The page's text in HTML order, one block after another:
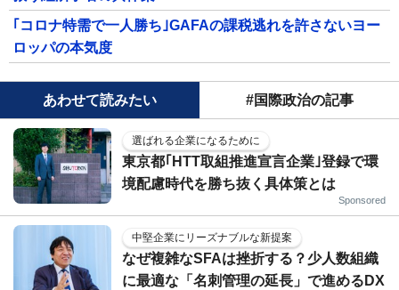
｢コロナ特需で一人勝ち｣GAFAの課税逃れを許さないヨー
ロッパの本気度
あわせて読みたい #国際政治の記事
選ばれる企業になるために
東京都｢HTT取組推進宣言企業｣登録で環
境配慮時代を勝ち抜く具体策とは
Sponsored
中堅企業にリーズナブルな新提案
なぜ複雑なSFAは挫折する？少人数組織
に最適な「名刺管理の延長」で進めるDX